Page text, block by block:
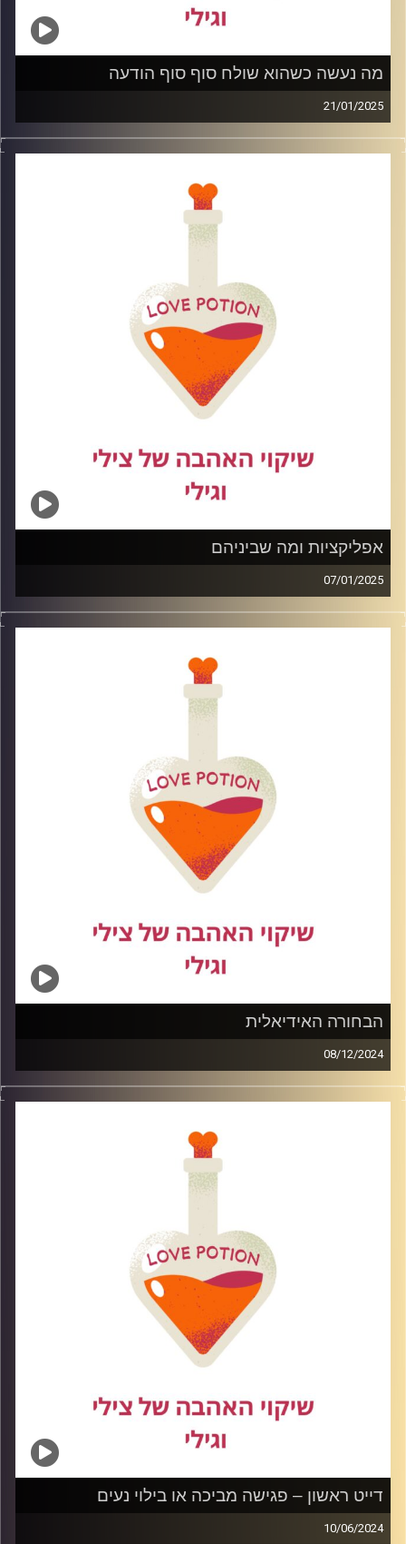
מה נעשה כשהוא שולח סוף סוף הודעה
21/01/2025
הם תמיד חוזרים זהו משפט חוזר שכל אחד ואחת שומעים
בשלב כזה או אחר אחרי סיום קשר אבל איך נתנהל כאשר אנו
סוף סוף מקבלים את ההודעה המיוחלת ?
מה נעשה ולא נעשה ואיך נבין האם ההודעה באמת רלוונטית
אפליקציות ומה שביניהם
07/01/2025
פעם היינו שומעים את הסיפורים על סבתא וסבא איך הם
הכירו בשידוך בפגישה גורלית או אפילו כשכנים בבית הסמוך
אבל ככל שעוברות השנים היכרות בעידן המודרני נעשות
בעיקר ע"י אפליקציות היכרות בפרק נעסוק מהן האפליקציות
הפופולריות,כיצד נתנהל בהן ומה ההשלכות שלהן
הבחורה האידיאלית
08/12/2024
היא יפה חכמה מצחיקה נבונה אבל מה קורה כאשר אנו נותנות
לחוסר ביטחון להאפיל על התכונות הטובות שיש בנו, ואיך הן
בפרק זה נדבר מהי הבחורה האידאלית מנקודת מבט גברית
ונשית כאחד ומה נעשה כדי לשקף את התכונות שיש בכל
בחורה בשלבי ההיכרויות הראשונים.
דייט ראשון – פגישה מביכה או בילוי נעים
10/06/2024